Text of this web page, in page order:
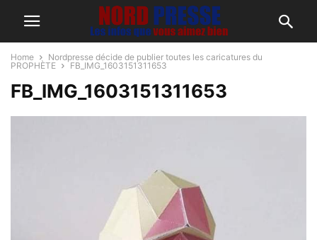
Home
Nordpresse décide de publier toutes les caricatures du
PROPHÈTE
FB_IMG_1603151311653
FB_IMG_1603151311653